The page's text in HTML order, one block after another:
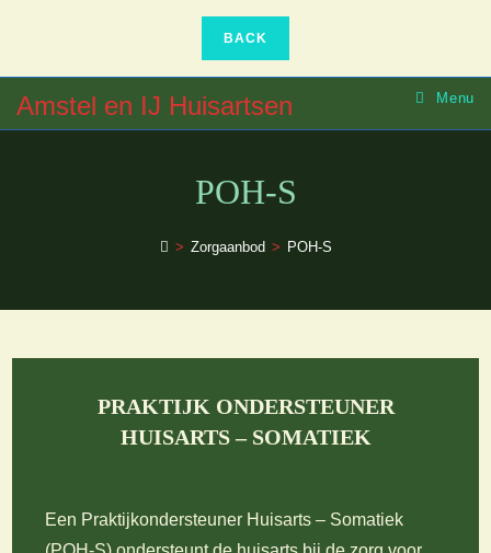
Amstel en IJ Huisartsen Menu
POH-S
> Zorgaanbod > POH-S
PRAKTIJK ONDERSTEUNER
HUISARTS – SOMATIEK
Een Praktijkondersteuner Huisarts – Somatiek